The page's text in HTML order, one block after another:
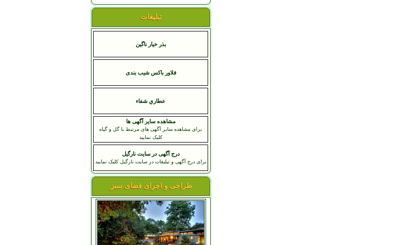
تبلیغات
بذر خیار ناگین
فلاور باکس شیب بندی
عطاري شفاء
مشاهده سایر آگهی ها
برای مشاهده سایر آگهی های مرتبط با گل و گیاه
کلیک نمایید
درج آگهی در سایت نارگیل
برای درج آگهی و تبلیغات در سایت نارگیل کلیک نمایید
طراحی و اجرای فضای سبز